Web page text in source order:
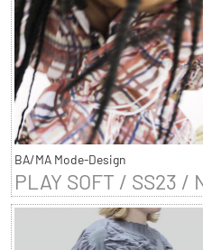
BA/MA Mode-Design
PLAY SOFT / SS23 /